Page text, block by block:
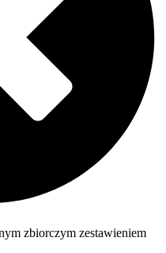
zbiorczym zestawieniem